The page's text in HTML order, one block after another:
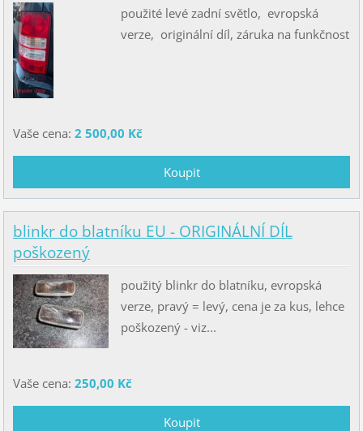
použité levé zadní světlo, evropská
verze, originální díl, záruka na funkčnost
Vaše cena: 2 500,00 Kč
blinkr do blatníku EU - ORIGINÁLNÍ DÍL
poškozený
použitý blinkr do blatníku, evropská
verze, pravý = levý, cena je za kus, lehce
poškozený - viz...
Vaše cena: 250,00 Kč